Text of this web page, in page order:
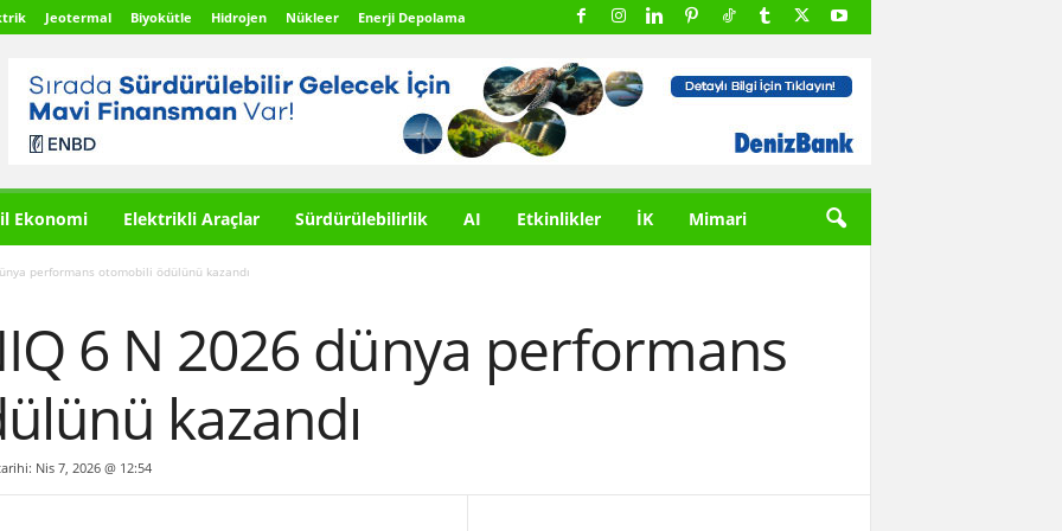
Jeotermal Biyokütle Hidrojen Nükleer Enerji Depolama
Ekonomi Elektrikli Araçlar Sürdürülebilirlik AI Etkinlikler İK Mimari
performans otomobili ödülünü kazandı
6 N 2026 dünya performans
kazandı
Nis 7, 2026 @ 12:54